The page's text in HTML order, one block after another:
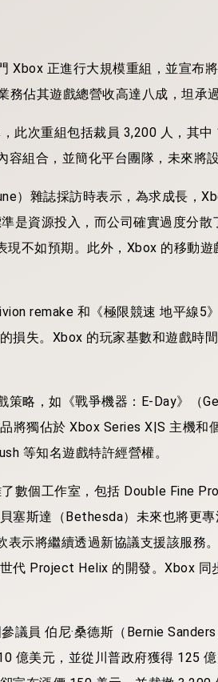
Xbox 正進行大規模重組，並宣布
務佔其遊戲總營收高達八成，坦承
此次重組包括裁員 3,200 人，其
組合，並簡化平台團隊，未來將
）雜誌採訪時表示，為求成長，
是資源投入，而公司確實過度分
現不如預期。此外，Xbox 的移動
remake 和《極限競速 地平線5
損失。Xbox 的玩家基數和遊戲時
略，如《戰爭機器：E-Day》（
將獨佔於 Xbox Series X|S 主機
等知名遊戲特許經營權。
數個工作室，包括 Double Fine
塞斯達（Bethesda）未來也將更
表示將繼續透過新協議支援該服務
代 Project Helix 的開發。Xbox 同
議員 伯尼·桑德斯（Bernie
億美元，並從川普政府獲得 125